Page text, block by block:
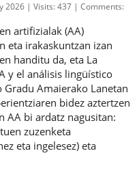
2026 Visits:437
Comments:
artifizialak (AA)
eta irakaskuntzan izan
handitu da, eta La
y el análisis lingüístico
Amaierako Lanetan
bidez aztertzen
AA bi ardatz nagusitan:
zuzenketa
eta ingelesez) eta